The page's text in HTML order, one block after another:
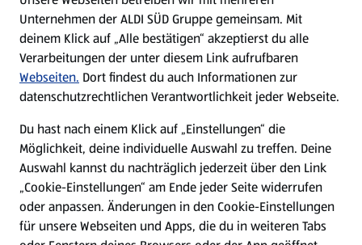
Nachhaltigkeit
Karriere
Presse
Hilfe & Kontakt
(öffnet in einem neuen Tab)
Unternehmen
Unternehmen der ALDI SÜD Gruppe gemeinsam. Mit
deinem Klick auf „Alle bestätigen“ akzeptierst du alle
Verarbeitungen der unter diesem Link aufrufbaren
Webseiten. Dort findest du auch Informationen zur
datenschutzrechtlichen Verantwortlichkeit jeder Webseite.
Du hast nach einem Klick auf „Einstellungen“ die
Möglichkeit, deine individuelle Auswahl zu treffen. Deine
Auswahl kannst du nachträglich jederzeit über den Link
„Cookie-Einstellungen“ am Ende jeder Seite widerrufen
oder anpassen. Änderungen in den Cookie-Einstellungen
für unsere Webseiten und Apps, die du in weiteren Tabs